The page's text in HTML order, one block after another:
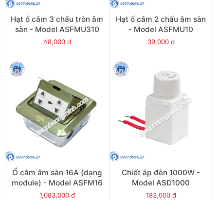
Hạt ổ cắm 3 chấu tròn âm
sàn - Model ASFMU310
48,000 đ
Hạt ổ cắm 2 chấu âm sàn
- Model ASFMU10
39,000 đ
Ổ cắm âm sàn 16A (dạng
module) - Model ASFM16
1,083,000 đ
Chiết áp đèn 1000W -
Model ASD1000
183,000 đ